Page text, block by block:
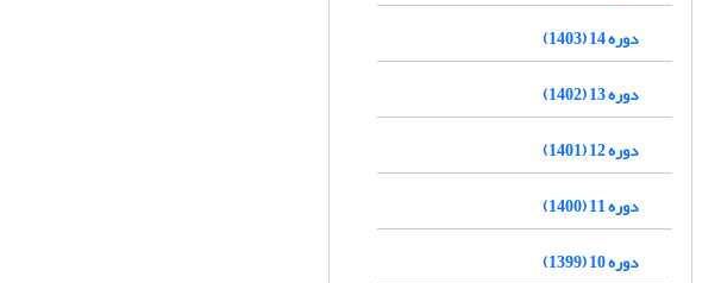
دوره 14 (1403)
دوره 13 (1402)
دوره 12 (1401)
دوره 11 (1400)
دوره 10 (1399)